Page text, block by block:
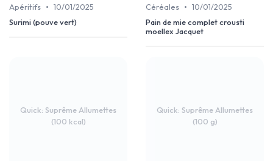
Apéritifs • 10/01/2025
Surimi (pouve vert)
Céréales • 10/01/2025
Pain de mie complet crousti
moellex Jacquet
Quick: Suprême Allumettes
(100 kcal)
Quick: Suprême Allumettes
(100 g)